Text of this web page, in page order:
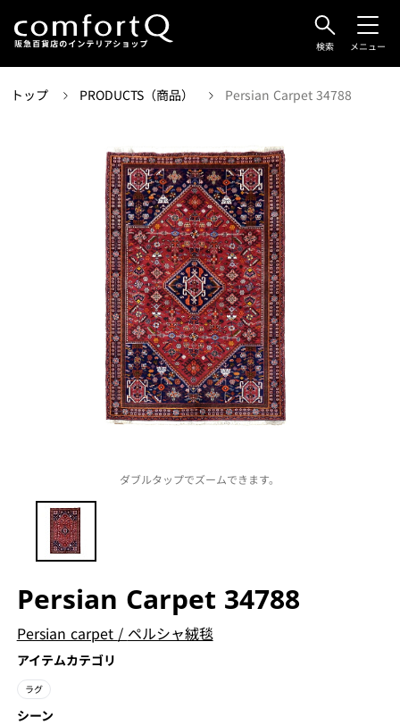
検索 メニュー
トップ PRODUCTS（商品） Persian Carpet 34788
ダブルタップでズームできます。
Persian Carpet 34788
Persian carpet / ペルシャ絨毯
アイテムカテゴリ
ラグ
シーン